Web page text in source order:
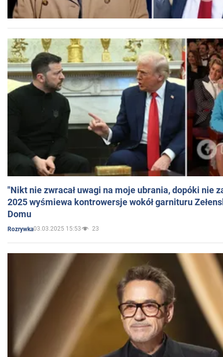
"Nikt nie zwracał uwagi na moje ubrania, dopóki nie
2025 wyśmiewa kontrowersje wokół garnituru
Domu
Rozrywka03.03.2025 15:53 23